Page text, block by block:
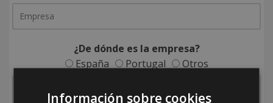
¿De dónde es la empresa?
España
Portugal Otros
Información sobre cookies